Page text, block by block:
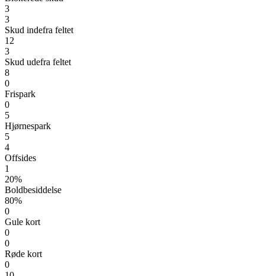
3
3
Skud indefra feltet
12
3
Skud udefra feltet
8
0
Frispark
0
5
Hjørnespark
5
4
Offsides
1
20%
Boldbesiddelse
80%
0
Gule kort
0
0
Røde kort
0